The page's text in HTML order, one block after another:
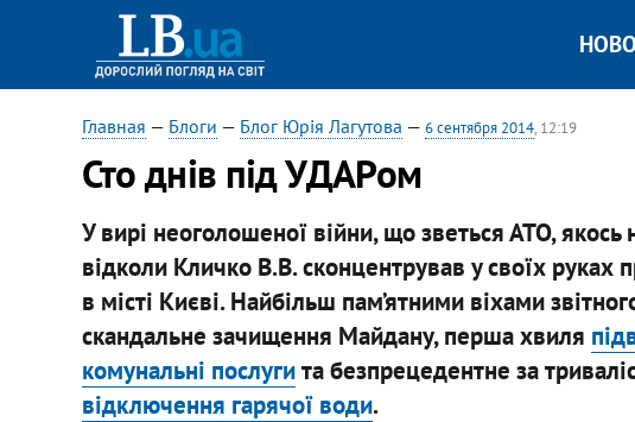
Главная — Блоги — Блог Юрія Лагутова — 6 сентября 2014, 12:19
Сто днів під УДАРом
У вирі неоголошеної війни, що зветься АТО,
відколи Кличко В.В. сконцентрував у своїх руках
в місті Києві. Найбільш пам’ятними віхами
скандальне зачищення Майдану, перша хвиля
комунальні послугита безпрецедентне за
відключення гарячої води.